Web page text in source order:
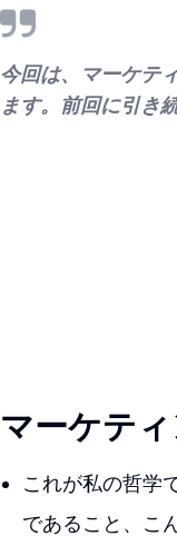
今回は、マーケテ
ます。前回に引き
マーケテ
これが私の哲学
であること、こ